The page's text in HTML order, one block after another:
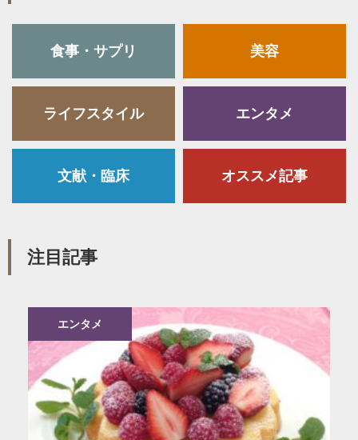
食事・サプリ 美容
ライフスタイル エンタメ
文献・臨床 オススメ記事
注目記事
エンタメ